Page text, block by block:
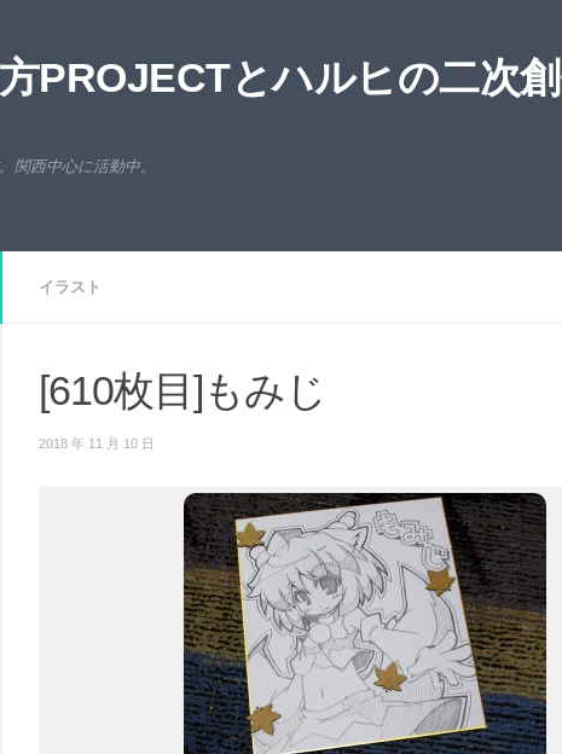
PROJECTとハルヒの二次
関西中心に活動中。
イラスト
[610枚目]もみじ
2018 年 11 月 10 日